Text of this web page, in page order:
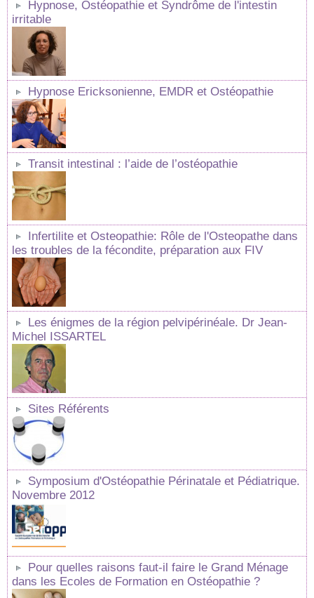
Hypnose, Ostéopathie et Syndrôme de l'intestin
irritable
Hypnose Ericksonienne, EMDR et Ostéopathie
Transit intestinal : l’aide de l’ostéopathie
Infertilite et Osteopathie: Rôle de l'Osteopathe dans
les troubles de la fécondite, préparation aux FIV
Les énigmes de la région pelvipérinéale. Dr Jean-
Michel ISSARTEL
Sites Référents
Symposium d'Ostéopathie Périnatale et Pédiatrique.
Novembre 2012
Pour quelles raisons faut-il faire le Grand Ménage
dans les Ecoles de Formation en Ostéopathie ?